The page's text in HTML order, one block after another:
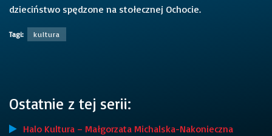
dzieciństwo spędzone na stołecznej Ochocie.
Tagi: kultura
Ostatnie z tej serii:
Halo Kultura – Małgorzata Michalska-Nakonieczna